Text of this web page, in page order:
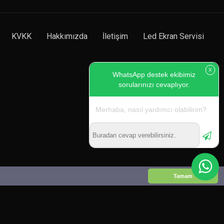
Tamam
KVKK Hakkımızda İletişim Led Ekran Servisi
X
WhatsApp destek ekibimiz
sorularınızı cevaplıyor.
Merhaba, nasıl yardımcı olabilirim?